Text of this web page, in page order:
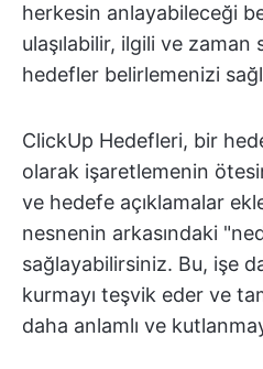
herkesin anlayabileceği
ulaşılabilir, ilgili ve zaman
hedefler belirlemenizi
ClickUp Hedefleri, bir
olarak işaretlemenin
ve hedefe açıklamalar
nesnenin arkasındaki
sağlayabilirsiniz. Bu, işe
kurmayı teşvik eder ve
daha anlamlı ve